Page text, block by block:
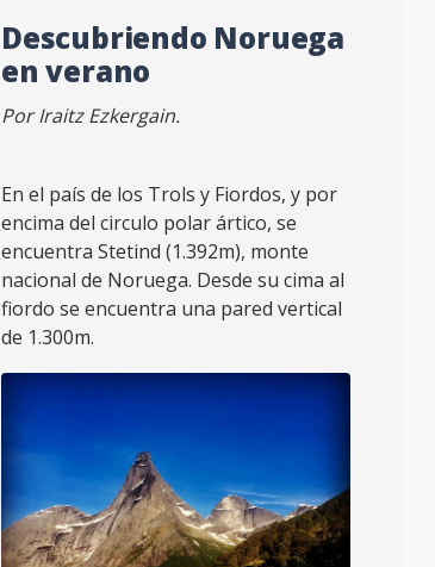
Descubriendo Noruega
en verano
Por Iraitz Ezkergain.
En el país de los Trols y Fiordos, y por
encima del circulo polar ártico, se
encuentra Stetind (1.392m), monte
nacional de Noruega. Desde su cima al
fiordo se encuentra una pared vertical
de 1.300m.